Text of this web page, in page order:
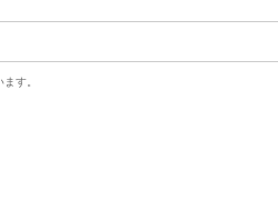
す。